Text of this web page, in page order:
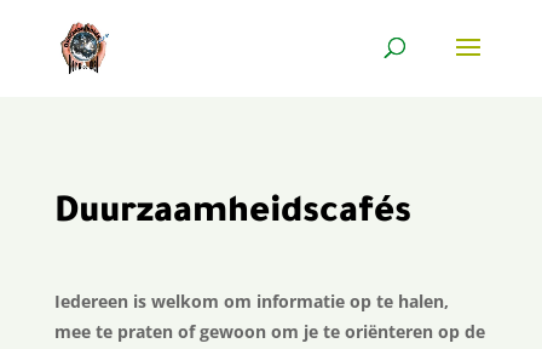
Duurzaamheidscafés
Iedereen is welkom om informatie op te halen,
mee te praten of gewoon om je te oriënteren op de